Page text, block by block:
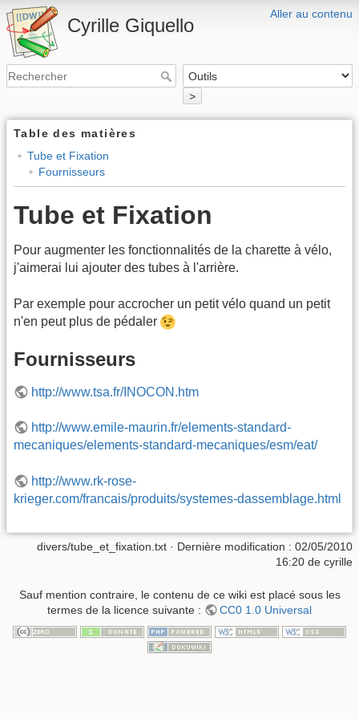
Aller au contenu
Cyrille Giquello
>
Table des matières
Tube et Fixation
Fournisseurs
Tube et Fixation
Pour augmenter les fonctionnalités de la charette à vélo,
j'aimerai lui ajouter des tubes à l'arrière.
Par exemple pour accrocher un petit vélo quand un petit
n'en peut plus de pédaler
Fournisseurs
http://www.tsa.fr/INOCON.htm
http://www.emile-maurin.fr/elements-standard-
mecaniques/elements-standard-mecaniques/esm/eat/
http://www.rk-rose-
krieger.com/francais/produits/systemes-dassemblage.html
divers/tube_et_fixation.txt · Dernière modification : 02/05/2010
16:20 de cyrille
Sauf mention contraire, le contenu de ce wiki est placé sous les
termes de la licence suivante :
CC0 1.0 Universal